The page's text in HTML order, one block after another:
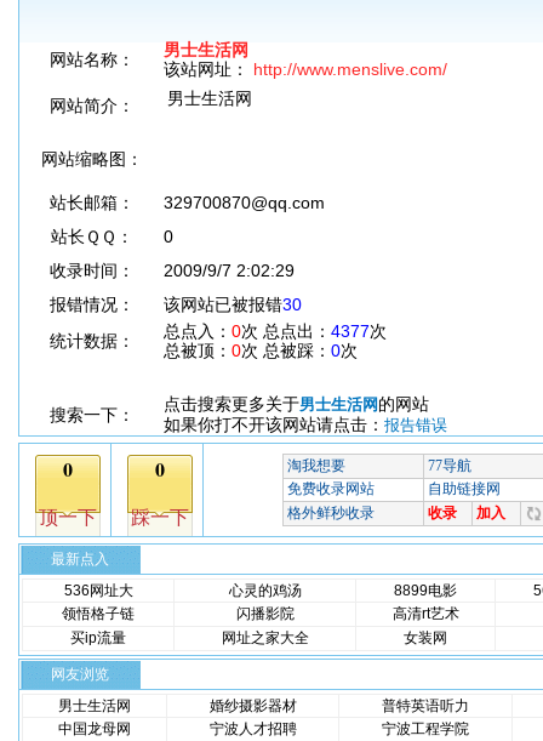
网站名称：
男士生活网
该站网址： http://www.menslive.com/
网站简介：
男士生活网
网站缩略图：
站长邮箱：
329700870@qq.com
站长ＱＱ：
0
收录时间：
2009/9/7 2:02:29
报错情况：
该网站已被报错30
统计数据：
总点入： 0次 总点出： 4377次
总被顶： 0次 总被踩： 0次
搜索一下：
点击搜索更多关于男士生活网 的网站
如果你打不开该网站请点击： 报告错误
最新点入
536网址大
心灵的鸡汤 8899电影
领悟格子链
闪播影院
高清rt艺术
买ip流量
网址之家大全 女装网
网友浏览
男士生活网
婚纱摄影器材
普特英语听力
中国龙母网
宁波人才招聘
宁波工程学院